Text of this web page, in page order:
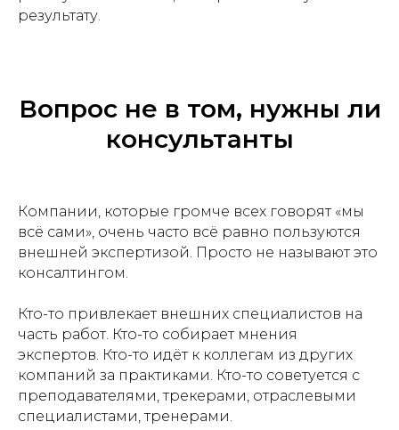
результату.
Вопрос не в том, нужны ли
консультанты
Компании, которые громче всех говорят «мы
всё сами», очень часто всё равно пользуются
внешней экспертизой. Просто не называют это
консалтингом.
Кто-то привлекает внешних специалистов на
часть работ. Кто-то собирает мнения
экспертов. Кто-то идёт к коллегам из других
компаний за практиками. Кто-то советуется с
преподавателями, трекерами, отраслевыми
специалистами, тренерами.